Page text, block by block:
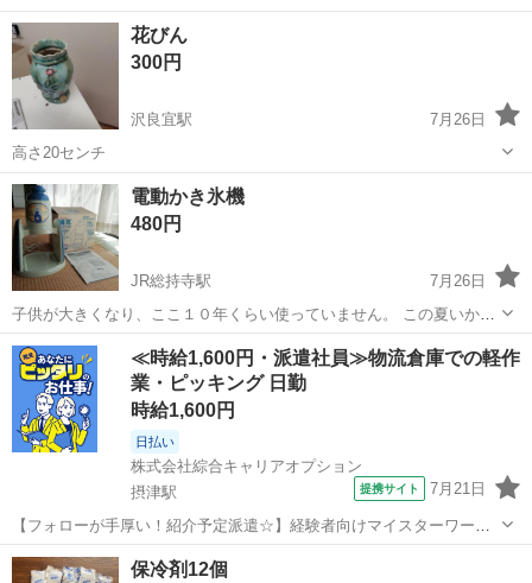
コンロ ガスコンロ 22年製 全体的に美品で、臭いや油汚れなどなくグ
リル未使用品
大阪 茨木市 茨木市駅
花びん
300円
沢良宜駅
7月26日
高さ20センチ
大阪 茨木市 沢良宜駅
電動かき氷機
480円
JR総持寺駅
7月26日
子供が大きくなり、ここ１０年くらい使っていません。 この夏いかが
ですか？ ノークレームノーリターンでお願いします。
大阪 茨木市 JR総持寺駅 調理器具 かき氷
≪時給1,600円・派遣社員≫物流倉庫での軽作
業・ピッキング 日勤
時給1,600円
日払い
株式会社綜合キャリアオプション
摂津駅
提携サイト 7月21日
【フォローが手厚い！紹介予定派遣☆】経験者向けマイスターワー
ク！ 倉庫内荷物の仕分け・ピッキング 【業務内容詳細】 一般貨物倉
庫内での仕分けピッキング業務です。 新しくできた綺麗な倉庫内で就
大阪 茨木市 摂津駅 その他
保冷剤12個